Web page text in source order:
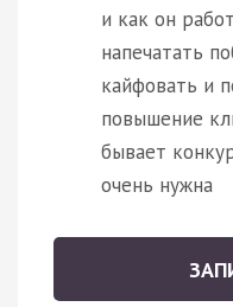
и как он
напечатать
кайфовать и
повышение
бывает
очень нужна